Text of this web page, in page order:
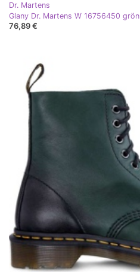
Dr. Martens
Glany Dr. Martens W 16756450 grön
76,89 €